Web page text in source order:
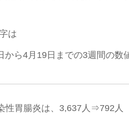
は
から4月19日までの3週間の数
性胃腸炎は、3,637人⇒792人